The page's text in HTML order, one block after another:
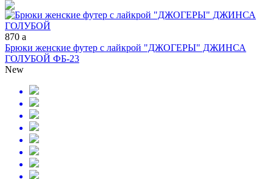
870 a
Брюки женские футер с лайкрой "ДЖОГЕРЫ" ДЖИНСА
ГОЛУБОЙ ФБ-23
New